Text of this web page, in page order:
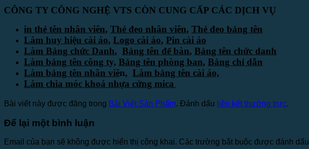
CÔNG TY CÔNG NGHỆ VTS CÒN CUNG CẤP CÁC DỊCH VỤ
in thẻ tên nhân viên, Thẻ đeo nhân viên, Thẻ đeo bảng tên
Làm huy hiệu cài áo, Logo cài áo, Pin cài áo
Làm Bảng chức Danh, Bảng tên để bàn, Bảng tên chức danh
Làm bảng tên công ty, Bảng tên phòng ban, Bảng chỉ dẫn
Làm bảng tên nhân viên, Làm bảng tên cài áo,
Làm chìa móc khoá nhựa cứng mica
Bài viết này được đăng trong Bài Viết Sản Phẩm. Đánh dấu liên kết thường trực.
Để lại một bình luận
Email của bạn sẽ không được hiển thị công khai. Các trường bắt buộc được đánh dấu